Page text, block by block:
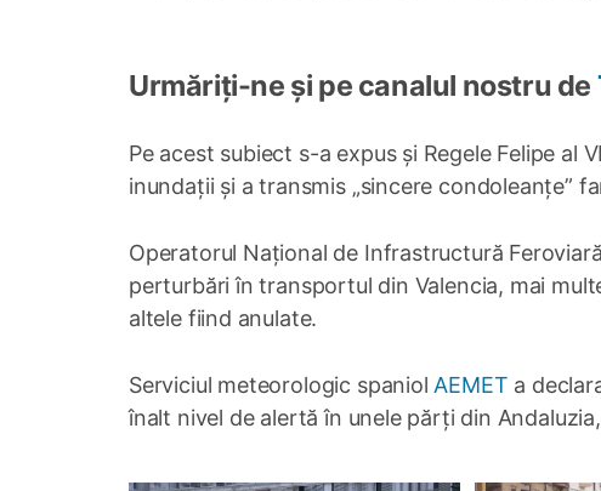
Urmăriți-ne și pe canalul nostru de
Pe acest subiect s-a expus și Regele Felipe al
inundații și a transmis „sincere condoleanțe”
Operatorul Național de Infrastructură
perturbări în transportul din Valencia, mai
altele fiind anulate.
Serviciul meteorologic spaniolAEMET a
înalt nivel de alertă în unele părți din